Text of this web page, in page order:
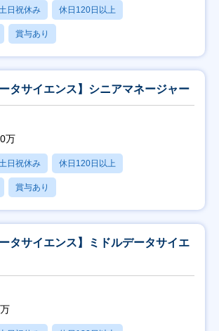
日祝休み 休日120日以上
賞与あり
タサイエンス】シニアマネージャー
万
日祝休み 休日120日以上
賞与あり
タサイエンス】ミドルデータサイエ